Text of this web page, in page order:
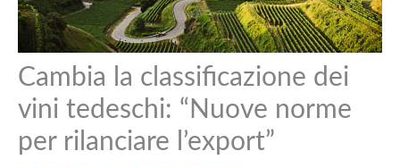
Cambia la classificazione dei
vini tedeschi: “Nuove norme
per rilanciare l’export”